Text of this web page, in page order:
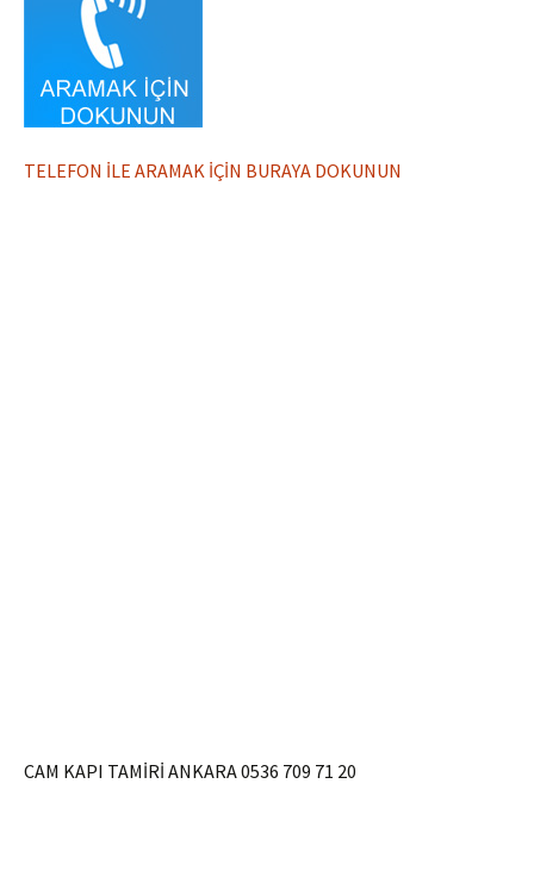
TELEFON İLE ARAMAK İÇİN BURAYA DOKUNUN
CAM KAPI TAMİRİ ANKARA 0536 709 71 20